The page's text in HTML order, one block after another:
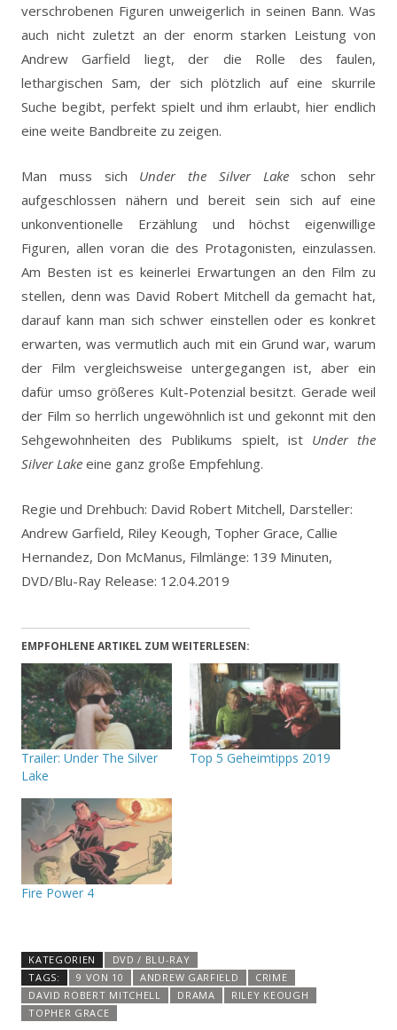
verschrobenen Figuren unweigerlich in seinen Bann. Was
auch nicht zuletzt an der enorm starken Leistung von
Andrew Garfield liegt, der die Rolle des faulen,
lethargischen Sam, der sich plötzlich auf eine skurrile
Suche begibt, perfekt spielt und ihm erlaubt, hier endlich
eine weite Bandbreite zu zeigen.
Man muss sich Under the Silver Lakeschon sehr
aufgeschlossen nähern und bereit sein sich auf eine
unkonventionelle Erzählung und höchst eigenwillige
Figuren, allen voran die des Protagonisten, einzulassen.
Am Besten ist es keinerlei Erwartungen an den Film zu
stellen, denn was David Robert Mitchell da gemacht hat,
darauf kann man sich schwer einstellen oder es konkret
erwarten, was vermutlich auch mit ein Grund war, warum
der Film vergleichsweise untergegangen ist, aber ein
dafür umso größeres Kult-Potenzial besitzt. Gerade weil
der Film so herrlich ungewöhnlich ist und gekonnt mit den
Sehgewohnheiten des Publikums spielt, ist Under the
Silver Lake eine ganz große Empfehlung.
Regie und Drehbuch: David Robert Mitchell, Darsteller:
Andrew Garfield, Riley Keough, Topher Grace, Callie
Hernandez, Don McManus, Filmlänge: 139 Minuten,
DVD/Blu-Ray Release: 12.04.2019
EMPFOHLENE ARTIKEL ZUM WEITERLESEN:
Trailer: Under The Silver
Lake
Top 5 Geheimtipps 2019
Fire Power 4
KATEGORIEN
DVD / BLU-RAY
TAGS:
9 VON 10 ANDREW GARFIELD
CRIME
DAVID ROBERT MITCHELL
DRAMA
RILEY KEOUGH
TOPHER GRACE